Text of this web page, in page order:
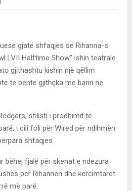
gjatë shfaqjes së Rihanna-s
LVII Halftime Show” ishin teatrale
gjithashtu kishin një qëllim
të bënte gjithçka me barin në
stilisti i prodhimit të
i cili foli për Wired për ndihmën
shfaqjes.
bëhej fjalë për skenat e ndezura
për Rihannën dhe kërcimtarët
më parë.